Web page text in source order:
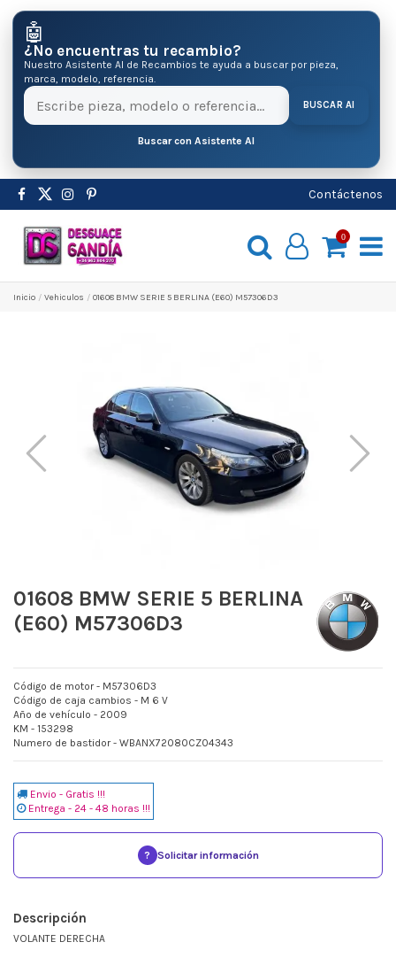
🤖
¿No encuentras tu recambio?
Nuestro Asistente AI de Recambios te ayuda a buscar por pieza,
marca, modelo, referencia.
BUSCAR AI
Buscar con Asistente AI
Contáctenos
0
Inicio Vehiculos 01608 BMW SERIE 5 BERLINA (E60) M57306D3
01608 BMW SERIE 5 BERLINA
(E60) M57306D3
Código de motor - M57306D3
Código de caja cambios - M 6 V
Año de vehículo - 2009
KM - 153298
Numero de bastidor - WBANX72080CZ04343
Envio - Gratis !!!
Entrega - 24 - 48 horas !!!
? Solicitar información
Descripción
VOLANTE DERECHA